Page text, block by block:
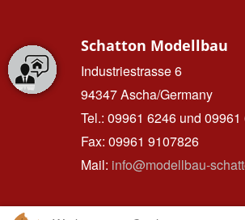
Schatton Modellbau
Industriestrasse 6
94347 Ascha/Germany
Tel.: 09961 6246 und 09961
Fax: 09961 9107826
Mail: info@modellbau-